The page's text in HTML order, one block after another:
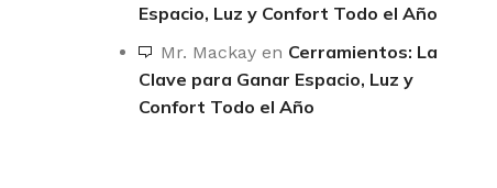
Espacio, Luz y Confort Todo el Año
Mr. Mackayen Cerramientos: La
Clave para Ganar Espacio, Luz y
Confort Todo el Año